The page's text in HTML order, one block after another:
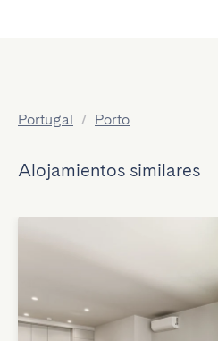
Portugal / Porto
Alojamientos similares